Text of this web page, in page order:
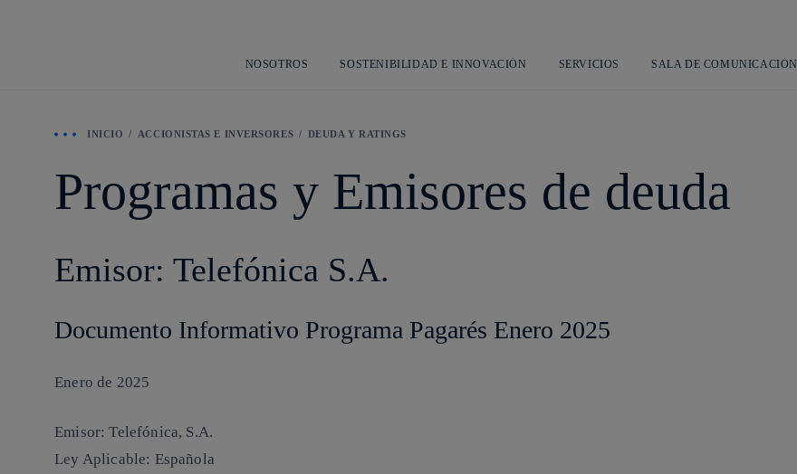
principal
NOSOTROS SOSTENIBILIDAD E INNOVACIÓN SERVICIOS SALA DE COMUNICACIÓN
INICIO ACCIONISTAS E INVERSORES DEUDA Y RATINGS
Programas y Emisores de deuda
Emisor: Telefónica S.A.
Documento Informativo Programa Pagarés Enero 2025
Enero de 2025
Emisor: Telefónica, S.A.
Ley Aplicable: Española